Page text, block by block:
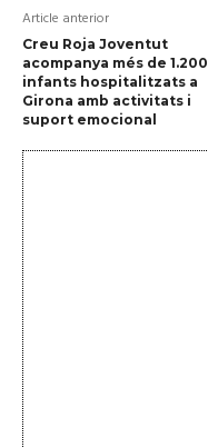
Article anterior
Creu Roja Joventut
acompanya més de 1.200
infants hospitalitzats a
Girona amb activitats i
suport emocional